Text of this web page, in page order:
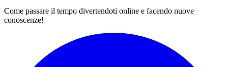
Come passare il tempo divertendoti online e facendo nuove
conoscenze!